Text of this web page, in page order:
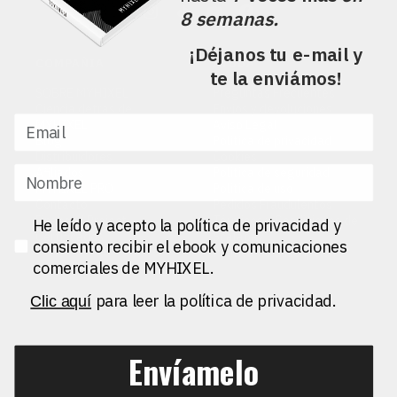
MYHIXEL
Blog
Afiliados
MYHIXEL PRO
Financed Project
Certificados
AYUDA
Términos y Condiciones de
Scalapay
Política de Suscripción
8 semanas.
¡Déjanos tu e-mail y
te la enviámos!
He leído y acepto la política de privacidad y
consiento recibir el ebook y comunicaciones
comerciales de MYHIXEL.
Clic aquí para leer la política de privacidad.
Envíamelo